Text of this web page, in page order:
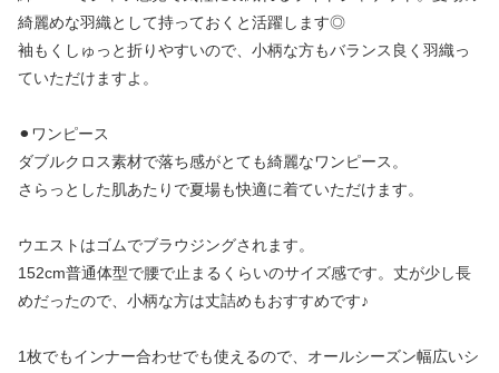
綺麗めな羽織として持っておくと活躍します◎
袖もくしゅっと折りやすいので、小柄な方もバランス良く羽織っ
ていただけますよ。
⚫︎ワンピース
ダブルクロス素材で落ち感がとても綺麗なワンピース。
さらっとした肌あたりで夏場も快適に着ていただけます。
ウエストはゴムでブラウジングされます。
152cm普通体型で腰で止まるくらいのサイズ感です。丈が少し長
めだったので、小柄な方は丈詰めもおすすめです♪
1枚でもインナー合わせでも使えるので、オールシーズン幅広いシ